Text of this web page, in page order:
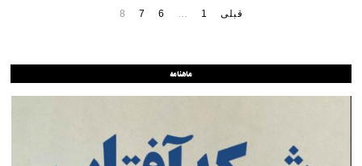
قبلی 1
6
7
8
ماهنامه